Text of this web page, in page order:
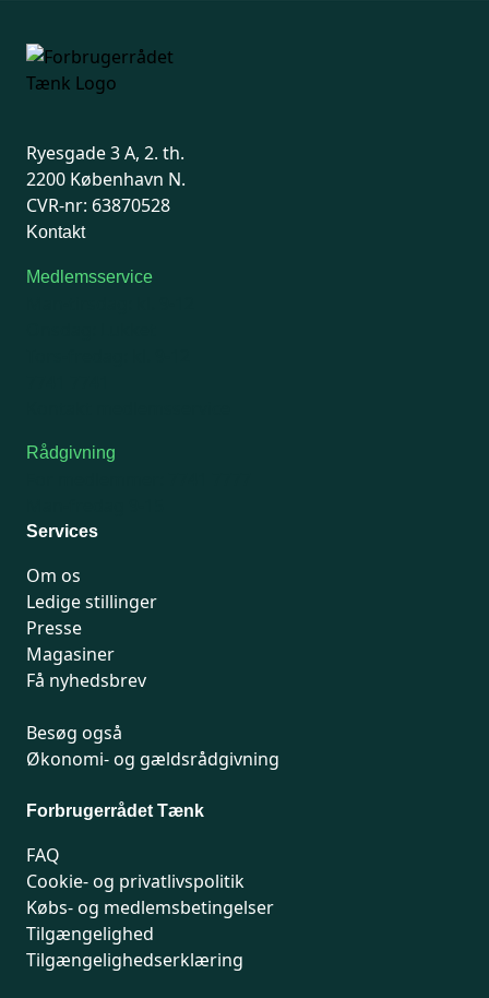
Ryesgade 3 A, 2. th.
2200 København N.
CVR-nr: 63870528
Kontakt
Medlemsservice
Rådgivning
Services
Om os
Ledige stillinger
Presse
Magasiner
Få nyhedsbrev
Besøg også
Økonomi- og gældsrådgivning
Forbrugerrådet Tænk
FAQ
Cookie- og privatlivspolitik
Købs- og medlemsbetingelser
Tilgængelighed
Tilgængelighedserklæring